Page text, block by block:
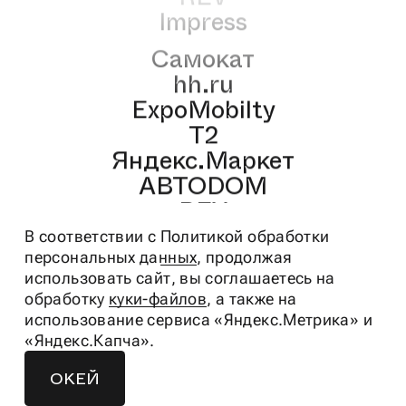
Самокат
hh.ru
ExpoMobilty
T2
Яндекс.Маркет
АВТОDOM
REV
Самокат
hh.ru
ExpoMobilty
T2
Яндекс.Маркет
©2026
В соответствии с Политикой обработки
персональных данных, продолжая
использовать сайт, вы соглашаетесь на
обработку куки-файлов, а также на
использование сервиса «Яндекс.Метрика» и
«Яндекс.Капча».
ОКЕЙ